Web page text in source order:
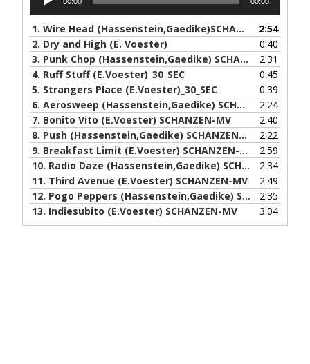
Player
1. Wire Head (Hassenstein,Gaedike)SCHANZEN-MV
2:54
2. Dry and High (E. Voester)
0:40
3. Punk Chop (Hassenstein,Gaedike) SCHANZEN-MV
2:31
4. Ruff Stuff (E.Voester)_30_SEC
0:45
5. Strangers Place (E.Voester)_30_SEC
0:39
6. Aerosweep (Hassenstein,Gaedike) SCHANZEN-MV
2:24
7. Bonito Vito (E.Voester) SCHANZEN-MV
2:40
8. Push (Hassenstein,Gaedike) SCHANZEN-MV
2:22
9. Breakfast Limit (E.Voester) SCHANZEN-MV
2:59
10. Radio Daze (Hassenstein,Gaedike) SCHANZEN-MV
2:34
11. Third Avenue (E.Voester) SCHANZEN-MV
2:49
12. Pogo Peppers (Hassenstein,Gaedike) SCHANZEN-MV
2:35
13. Indiesubito (E.Voester) SCHANZEN-MV 3:04